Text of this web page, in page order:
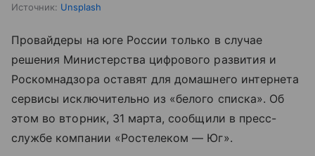
Источник: Unsplash
Провайдеры на юге России только в случае
решения Министерства цифрового развития и
Роскомнадзора оставят для домашнего интернета
сервисы исключительно из «белого списка». Об
этом во вторник, 31 марта, сообщили в пресс-
службе компании «Ростелеком — Юг».